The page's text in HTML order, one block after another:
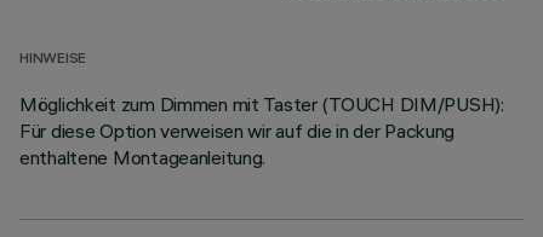
HINWEISE
Möglichkeit zum Dimmen mit Taster (TOUCH DIM/PUSH):
Für diese Option verweisen wir auf die in der Packung
enthaltene Montageanleitung.